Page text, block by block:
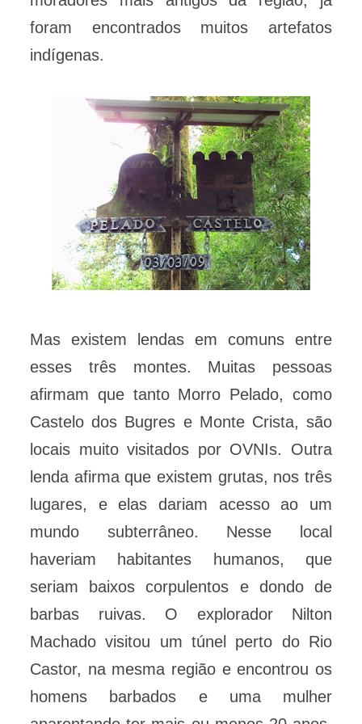
foram encontrados muitos artefatos
indígenas.
Mas existem lendas em comuns entre
esses três montes. Muitas pessoas
afirmam que tanto Morro Pelado, como
Castelo dos Bugres e Monte Crista, são
locais muito visitados por OVNIs. Outra
lenda afirma que existem grutas, nos três
lugares, e elas dariam acesso ao um
mundo subterrâneo. Nesse local
haveriam habitantes humanos, que
seriam baixos corpulentos e dondo de
barbas ruivas. O explorador Nilton
Machado visitou um túnel perto do Rio
Castor, na mesma região e encontrou os
homens barbados e uma mulher